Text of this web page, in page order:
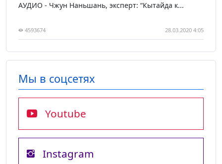
АУДИО - Чжун Наньшань, эксперт: “Кытайда к...
4593674 28.03.2020 4:05
Мы в соцсетях
Youtube
Instagram